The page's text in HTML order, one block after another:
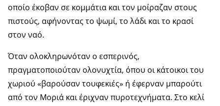
οποίο έκοβαν σε κομμάτια και τον μοίραζαν στους
πιστούς, αφήνοντας το ψωμί, το λάδι και το κρασί
στον ναό.
Όταν ολοκληρωνόταν ο εσπερινός,
πραγματοποιούταν ολονυχτία, όπου οι κάτοικοι του
χωριού «βαρούσαν τουφεκιές» ή έφερναν μπαρούτι
από τον Μοριά και έριχναν πυροτεχνήματα. Στο κελί